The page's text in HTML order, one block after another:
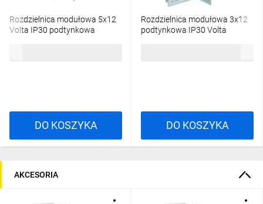
Rozdzielnica modułowa 5x12
Volta IP30 podtynkowa
DO KOSZYKA
Rozdzielnica modułowa 3x12
podtynkowa IP30 Volta
DO KOSZYKA
AKCESORIA